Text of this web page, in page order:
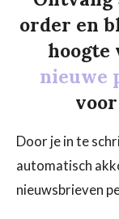
order en
hoogte
nieuwe
Door je in te
automatisch
nieuwsbrieven